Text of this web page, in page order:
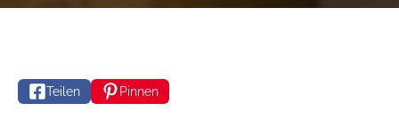
Teilen Pinnen